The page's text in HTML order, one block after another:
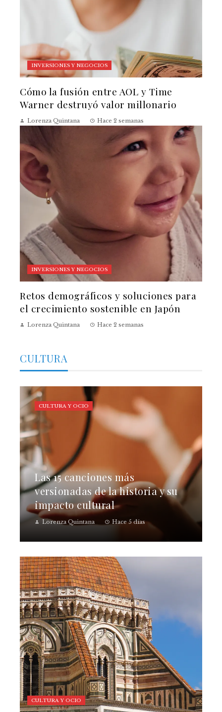
INVERSIONES Y NEGOCIOS
Cómo la fusión entre AOL y Time
Warner destruyó valor millonario
Lorenza Quintana Hace 2 semanas
INVERSIONES Y NEGOCIOS
Retos demográficos y soluciones para
el crecimiento sostenible en Japón
Lorenza Quintana Hace 2 semanas
CULTURA
Las 15 canciones más
versionadas de la historia y su
impacto cultural
Lorenza Quintana Hace 5 días
CULTURA Y OCIO
CULTURA Y OCIO